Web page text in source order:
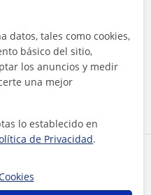
legal y de privacidad
ahora
datos, tales como cookies,
básico del sitio,
los anuncios y medir
una mejor
lo establecido en
de Privacidad.